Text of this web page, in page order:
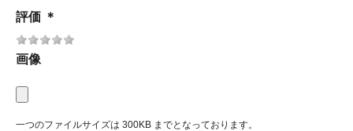
評価 ＊
画像
一つのファイルサイズは 300KB までとなっております。